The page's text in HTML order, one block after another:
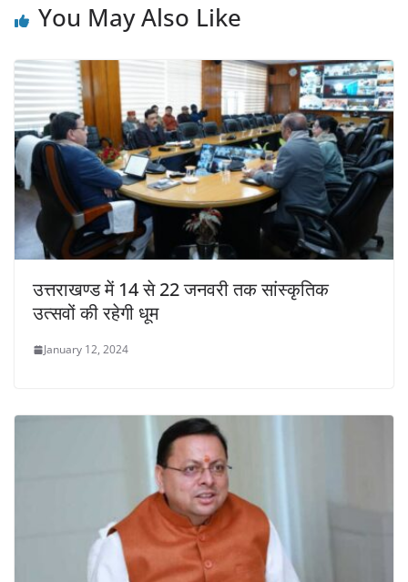
You May Also Like
उत्तराखण्ड में 14 से 22 जनवरी तक सांस्कृतिक
उत्सवों की रहेगी धूम
January 12, 2024